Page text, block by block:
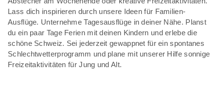
Lass dich inspirieren durch unsere Ideen für Familien-
Ausflüge. Unternehme Tagesausflüge in deiner Nähe. Planst
du ein paar Tage Ferien mit deinen Kindern und erlebe die
schöne Schweiz. Sei jederzeit gewappnet für ein spontanes
Schlechtwetterprogramm und plane mit unserer Hilfe sonnige
Freizeitaktivitäten für Jung und Alt.